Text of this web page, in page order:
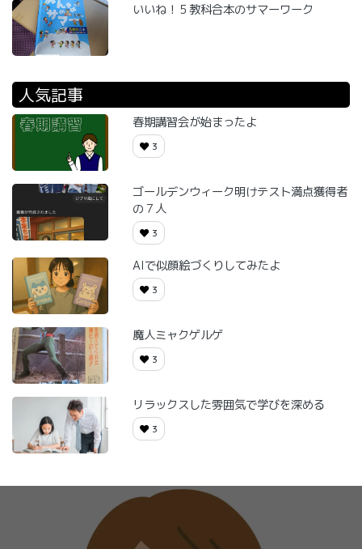
いいね！５教科合本のサマーワーク
人気記事
春期講習会が始まったよ
3
ゴールデンウィーク明けテスト満点獲得者
の７人
3
AIで似顔絵づくりしてみたよ
3
魔人ミャクゲルゲ
3
リラックスした雰囲気で学びを深める
3